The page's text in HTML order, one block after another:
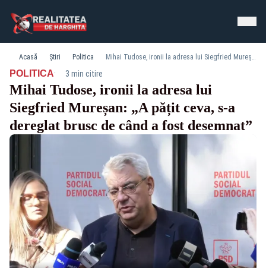
Acasă Știri Politica Mihai Tudose, ironii la adresa lui Siegfried Mureșan: „A pățit ceva, s-a dereglat brusc de când a fost desemnat”
POLITICA· 3 min citire
Mihai Tudose, ironii la adresa lui
Siegfried Mureșan: „A pățit ceva, s-a
dereglat brusc de când a fost desemnat”